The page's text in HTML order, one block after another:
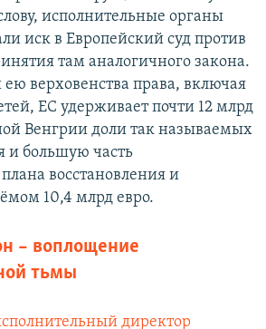
исполнительные органы
иск в Европейский суд против
там аналогичного закона.
верховенства права, включая
ЕС удерживает почти 12 млрд
Венгрии доли так называемых
и большую часть
восстановления и
10,4 млрд евро.
– воплощение
тьмы
директор